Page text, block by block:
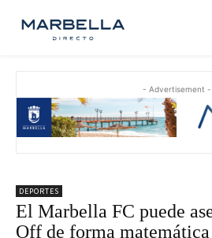
- Advertisement -
DEPORTES
El Marbella FC puede
Off de forma